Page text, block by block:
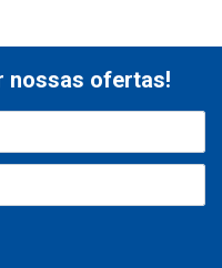
nossas ofertas!